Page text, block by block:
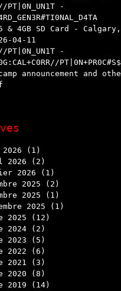
​04​-​11
PT|0N+PR0C#S$
(1)
2026 (2)
2026 (1)
2025 (2)
2025 (1)
2025 (1)
2025 (12)
2024(2)
2023 (5)
2022 (6)
2021 (3)
2020 (8)
2019 (14)